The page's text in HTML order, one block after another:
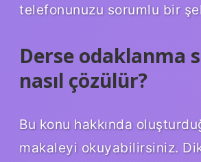
telefonunuzu sorumlu bir
Derse odaklanma
nasıl çözülür?
Bu konu hakkında
makaleyi okuyabilirsiniz.